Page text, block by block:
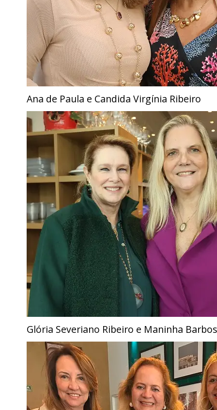
Ana de Paula e Candida Virgínia Ribeiro
Glória Severiano Ribeiro e Maninha